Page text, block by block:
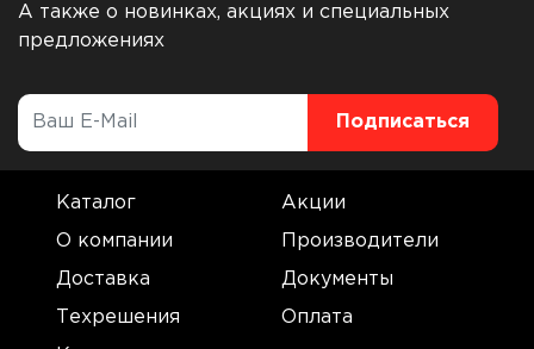
А также о новинках, акциях и специальных
предложениях
Каталог Акции
О компании Производители
Доставка Документы
Техрешения Оплата